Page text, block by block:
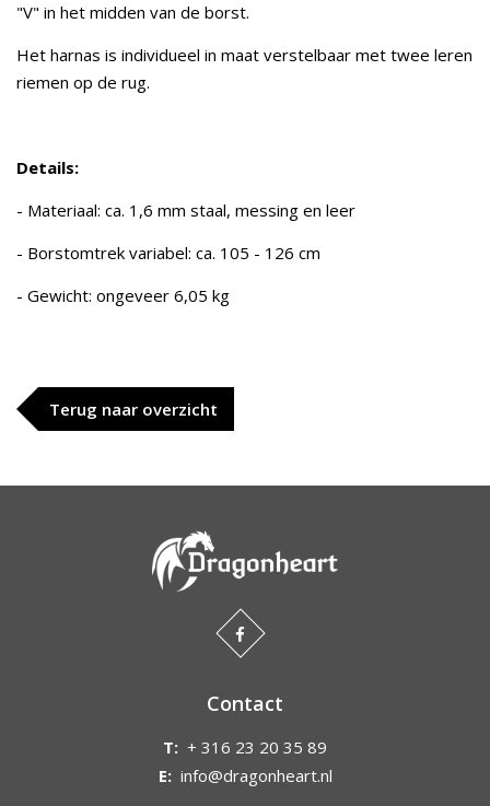
"V" in het midden van de borst.
Het harnas is individueel in maat verstelbaar met twee leren
riemen op de rug.
Details:
- Materiaal: ca. 1,6 mm staal, messing en leer
- Borstomtrek variabel: ca. 105 - 126 cm
- Gewicht: ongeveer 6,05 kg
Terug naar overzicht
Contact
T: + 316 23 20 35 89
E: info@dragonheart.nl